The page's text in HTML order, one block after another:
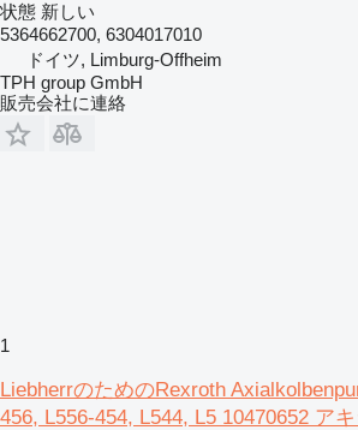
状態 新しい
5364662700, 6304017010
ドイツ, Limburg-Offheim
TPH group GmbH
販売会社に連絡
1
LiebherrのためのRexroth
456, L556-454, L544, L5 10470652 ア